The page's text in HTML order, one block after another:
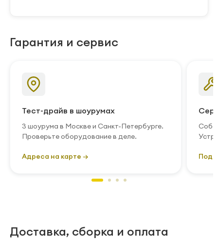
Гарантия и сервис
Тест-драйв в шоурумах
3 шоурума в Москве и Санкт-Петербурге.
Проверьте оборудование в деле.
Адреса на карте →
Доставка, сборка и оплата